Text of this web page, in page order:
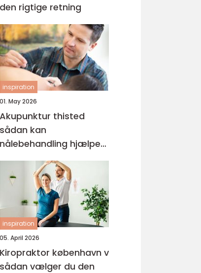
den rigtige retning
inspiration
01. May 2026
Akupunktur thisted
sådan kan
nålebehandling hjælpe
krop og sind
inspiration
05. April 2026
Kiropraktor københavn v
sådan vælger du den